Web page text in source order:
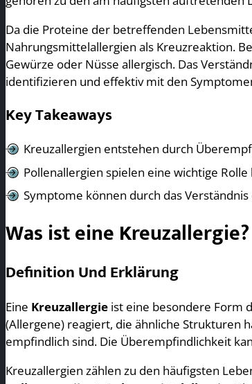
Da die Proteine der betreffenden
Nahrungsmittelallergien als Kreuzreaktion.
Gewürze oder Nüsse allergisch. Das
identifizieren und effektiv mit den
Key Takeaways
Kreuzallergien entstehen durch
Pollenallergien spielen eine wichtige
Symptome können durch das
Was ist eine Kreuzallergie?
Definition Und Erklärung
Eine Kreuzallergie ist eine besondere Form
(Allergene) reagiert, die ähnliche Strukturen
empfindlich sind. Die Überempfindlichkeit
Kreuzallergien zählen zu den häufigsten